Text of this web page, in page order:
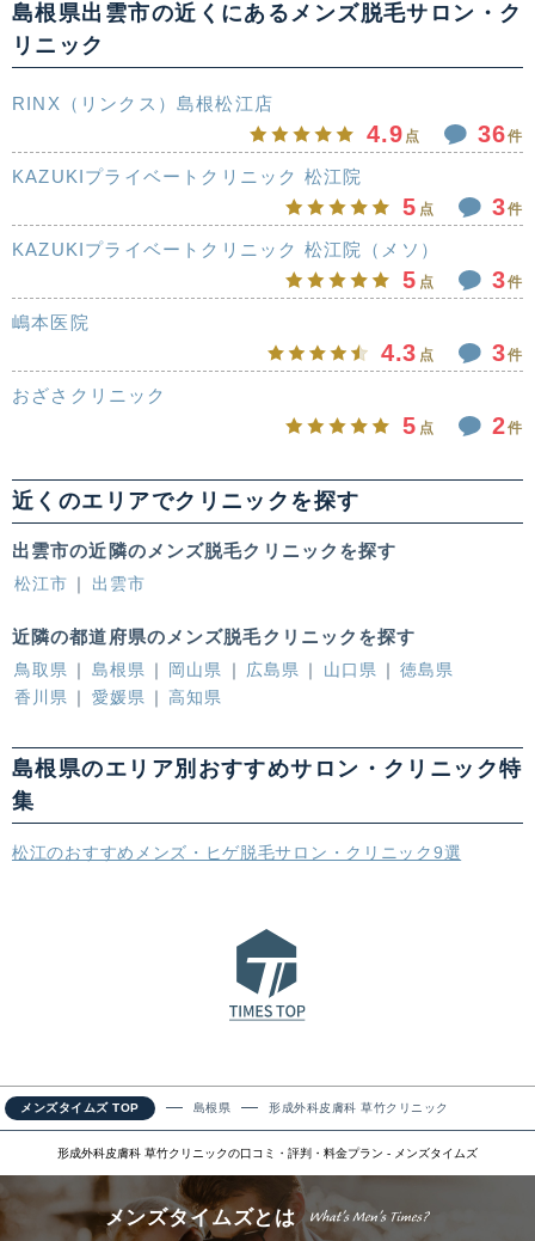
島根県出雲市の近くにあるメンズ脱毛サロン・ク
リニック
RINX（リンクス）島根松江店
4.9 点 36件
KAZUKIプライベートクリニック 松江院
5 点 3件
KAZUKIプライベートクリニック 松江院（メソ）
5 点 3件
嶋本医院
4.3 点 3件
おざさクリニック
5 点 2件
近くのエリアでクリニックを探す
出雲市の近隣のメンズ脱毛クリニックを探す
松江市 出雲市
近隣の都道府県のメンズ脱毛クリニックを探す
鳥取県 島根県 岡山県 広島県 山口県
徳島県
香川県
愛媛県 高知県
島根県のエリア別おすすめサロン・クリニック特
集
松江のおすすめメンズ・ヒゲ脱毛サロン・クリニック9選
メンズタイムズ TOP 島根県 形成外科皮膚科 草竹クリニック
形成外科皮膚科 草竹クリニックの口コミ・評判・料金プラン - メンズタイムズ
メンズタイムズとは